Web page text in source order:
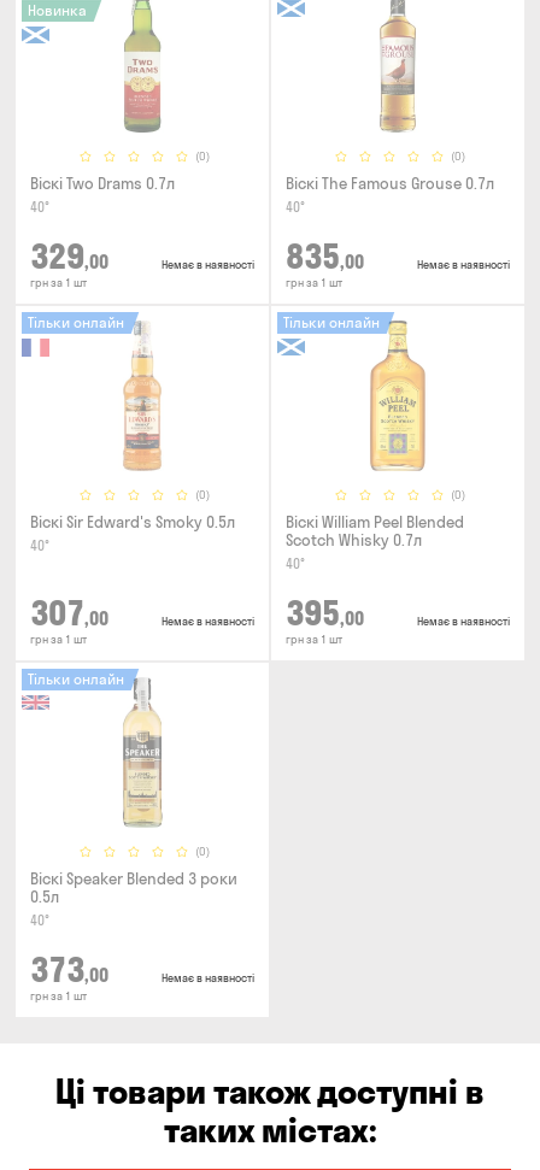
(0)
Новинка
Віскі Two Drams 0.7л
40°
329,00
грн за 1 шт
Немає в наявності
(0)
Віскі The Famous Grouse 0.7л
40°
835,00
грн за 1 шт
Немає в наявності
(0)
Тільки онлайн
Віскі Sir Edward's Smoky 0.5л
40°
307,00
грн за 1 шт
Немає в наявності
(0)
Тільки онлайн
Віскі William Peel Blended
Scotch Whisky 0.7л
40°
395,00
грн за 1 шт
Немає в наявності
(0)
Тільки онлайн
Віскі Speaker Blended 3 роки
0.5л
40°
373,00
грн за 1 шт
Немає в наявності
Ці товари також доступні в
таких містах: